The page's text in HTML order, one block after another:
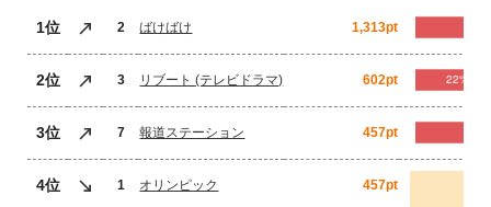
1位 2 ばけばけ 1,313pt
2位 3 リブート (テレビドラマ) 602pt
3位 7 報道ステーション 457pt
4位 1 オリンピック 457pt